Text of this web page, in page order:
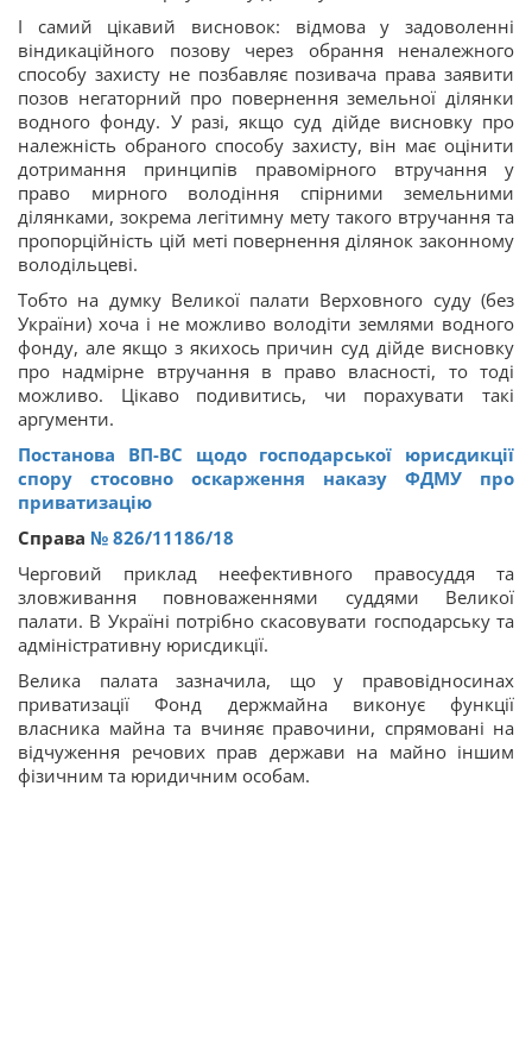
І самий цікавий висновок: відмова у задоволенні
віндикаційного позову через обрання неналежного
способу захисту не позбавляє позивача права заявити
позов негаторний про повернення земельної ділянки
водного фонду. У разі, якщо суд дійде висновку про
належність обраного способу захисту, він має оцінити
дотримання принципів правомірного втручання у
право мирного володіння спірними земельними
ділянками, зокрема легітимну мету такого втручання та
пропорційність цій меті повернення ділянок законному
володільцеві.
Тобто на думку Великої палати Верховного суду (без
України) хоча і не можливо володіти землями водного
фонду, але якщо з якихось причин суд дійде висновку
про надмірне втручання в право власності, то тоді
можливо. Цікаво подивитись, чи порахувати такі
аргументи.
Постанова ВП-ВС щодо господарської юрисдикції
спору стосовно оскарження наказу ФДМУ про
приватизацію
Справа № 826/11186/18
Черговий приклад неефективного правосуддя та
зловживання повноваженнями суддями Великої
палати. В Україні потрібно скасовувати господарську та
адміністративну юрисдикції.
Велика палата зазначила, що у правовідносинах
приватизації Фонд держмайна виконує функції
власника майна та вчиняє правочини, спрямовані на
відчуження речових прав держави на майно іншим
фізичним та юридичним особам.